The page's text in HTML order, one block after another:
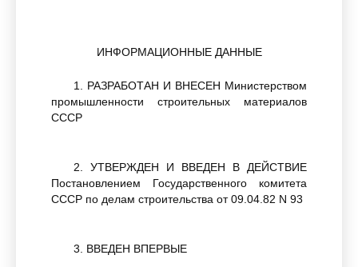
ИНФОРМАЦИОННЫЕ ДАННЫЕ
1. РАЗРАБОТАН И ВНЕСЕН Министерством
промышленности строительных материалов
СССР
2. УТВЕРЖДЕН И ВВЕДЕН В ДЕЙСТВИЕ
Постановлением Государственного комитета
СССР по делам строительства от 09.04.82 N 93
3. ВВЕДЕН ВПЕРВЫЕ